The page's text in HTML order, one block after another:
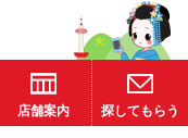
店舗案内 探してもらう